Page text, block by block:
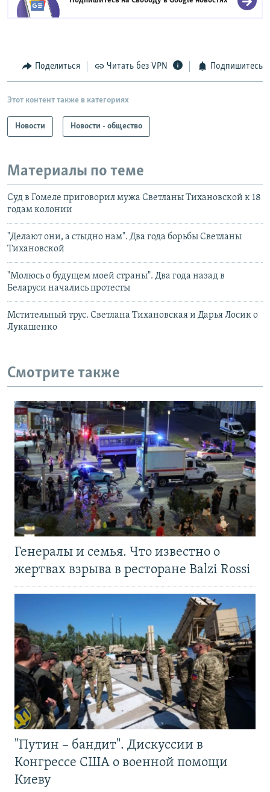
Поделиться Читать без VPN Подпишитесь
Этот контент также в категориях
Новости Новости - общество
Материалы по теме
Суд в Гомеле приговорил мужа Светланы Тихановской к 18
годам колонии
"Делают они, а стыдно нам". Два года борьбы Светланы
Тихановской
"Молюсь о будущем моей страны". Два года назад в
Беларуси начались протесты
Мстительный трус. Светлана Тихановская и Дарья Лосик о
Лукашенко
Смотрите также
Генералы и семья. Что известно о
жертвах взрыва в ресторане Balzi Rossi
"Путин – бандит". Дискуссии в
Конгрессе США о военной помощи
Киеву